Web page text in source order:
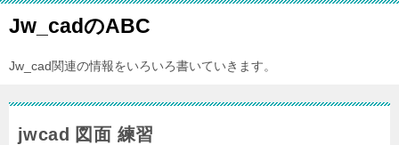
Jw_cadのABC
Jw_cad関連の情報をいろいろ書いていきます。
jwcad 図面 練習